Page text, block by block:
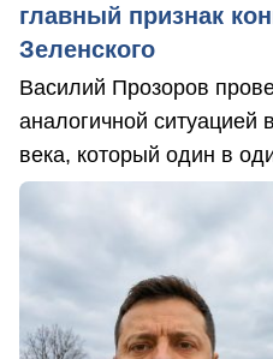
главный признак
Зеленского
Василий Прозоров
аналогичной ситуацией
века, который один в